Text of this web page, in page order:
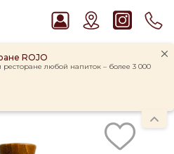
ROJO
любой напиток – более 3 000
37,5%
Finish Tequila 46% (0,7L)